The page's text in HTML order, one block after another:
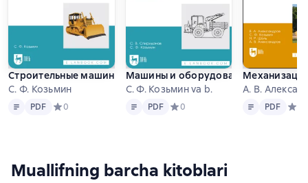
Строительные машины и механизмы. Практикум. Учебное
С. Ф. Козьмин
Matn PDF
PDF Средний рейтинг 0 на основе 0 оценок
0
Машины и оборудование
С. Ф. Козьмин va b.
Matn PDF
PDF Средний рейтинг 0 на основе 0
0
А. В.
Matn PDF
PDF
Muallifning barcha kitoblari